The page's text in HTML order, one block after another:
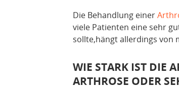
Die Behandlung einer
viele Patienten eine sehr
sollte,hängt allerdings von
WIE STARK IST DIE
ARTHROSE ODER